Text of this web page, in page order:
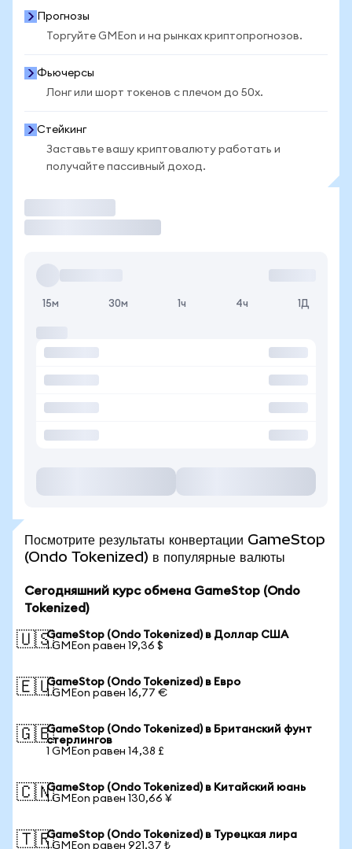
Прогнозы
Торгуйте GMEon и на рынках криптопрогнозов.
Фьючерсы
Лонг или шорт токенов с плечом до 50x.
Стейкинг
Заставьте вашу криптовалюту работать и
получайте пассивный доход.
15м 30м 1ч 4ч 1Д
Посмотрите результаты конвертации GameStop
(Ondo Tokenized) в популярные валюты
Сегодняшний курс обмена GameStop (Ondo
Tokenized)
🇺🇸GameStop (Ondo Tokenized) в Доллар США
1 GMEon равен 19,36 $
🇪🇺GameStop (Ondo Tokenized) в Евро
1 GMEon равен 16,77 €
🇬🇧GameStop (Ondo Tokenized) в Британский фунт
стерлингов
1 GMEon равен 14,38 £
🇨🇳GameStop (Ondo Tokenized) в Китайский юань
1 GMEon равен 130,66 ¥
🇹🇷GameStop (Ondo Tokenized) в Турецкая лира
1 GMEon равен 921,37 ₺